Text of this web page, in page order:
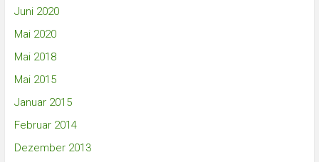
Juni 2020
Mai 2020
Mai 2018
Mai 2015
Januar 2015
Februar 2014
Dezember 2013